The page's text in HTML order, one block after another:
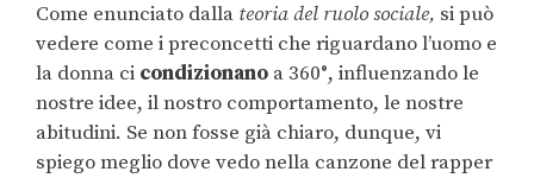
Come enunciato dalla teoria del ruolo sociale, si può
vedere come i preconcetti che riguardano l’uomo e
la donna ci condizionano a 360°, influenzando le
nostre idee, il nostro comportamento, le nostre
abitudini. Se non fosse già chiaro, dunque, vi
spiego meglio dove vedo nella canzone del rapper